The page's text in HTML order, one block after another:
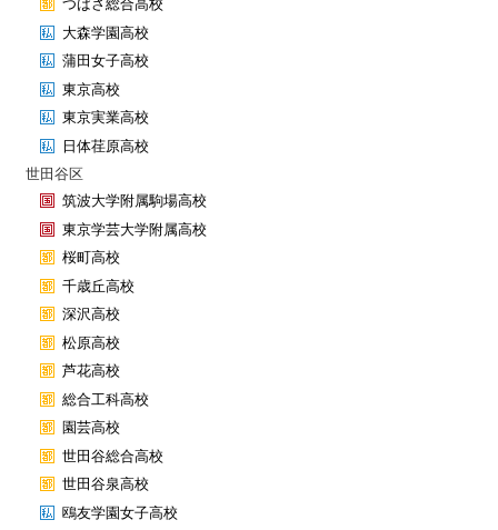
つばさ総合高校
大森学園高校
蒲田女子高校
東京高校
東京実業高校
日体荏原高校
世田谷区
筑波大学附属駒場高校
東京学芸大学附属高校
桜町高校
千歳丘高校
深沢高校
松原高校
芦花高校
総合工科高校
園芸高校
世田谷総合高校
世田谷泉高校
鴎友学園女子高校